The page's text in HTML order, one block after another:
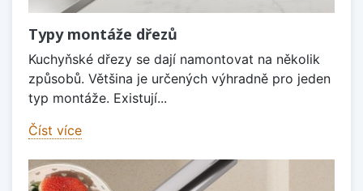
Typy montáže dřezů
Kuchyňské dřezy se dají namontovat na několik
způsobů. Většina je určených výhradně pro jeden
typ montáže. Existují...
Číst více